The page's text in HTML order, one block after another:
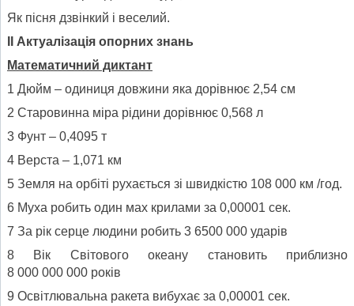
Як пісня дзвінкий і веселий.
ІІ Актуалізація опорних знань
Математичний диктант
1 Дюйм – одиниця довжини яка дорівнює 2,54 см
2 Старовинна міра рідини дорівнює 0,568 л
3 Фунт – 0,4095 т
4 Верста – 1,071 км
5 Земля на орбіті рухається зі швидкістю 108 000 км /год.
6 Муха робить один мах крилами за 0,00001 сек.
7 За рік серце людини робить 3 6500 000 ударів
8 Вік Світового океану становить приблизно
8 000 000 000 років
9 Освітлювальна ракета вибухає за 0,00001 сек.